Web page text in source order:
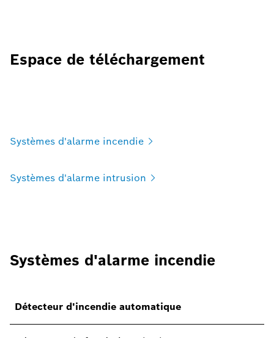
Espace de téléchargement
Systèmes d'alarme incendie
Systèmes d'alarme intrusion
Systèmes d'alarme incendie
Détecteur d'incendie automatique